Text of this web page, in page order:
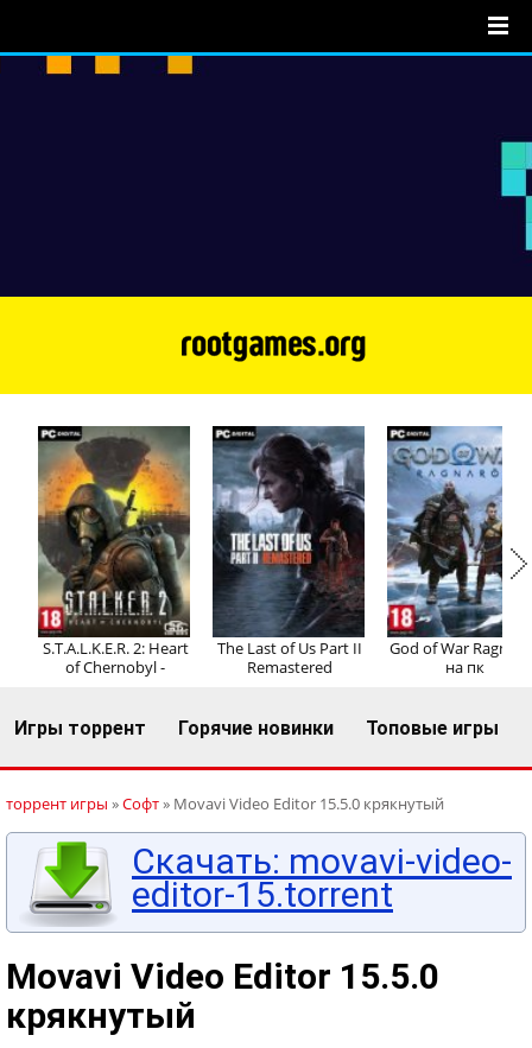
Регистрация Вход
S.T.A.L.K.E.R. 2: Heart
of Chernobyl -
The Last of Us Part II
Remastered
God of War
на пк
Игры торрент Горячие новинки Топовые игры
торрент игры »Софт» Movavi Video Editor 15.5.0 крякнутый
Скачать: movavi-video-
editor-15.torrent
Movavi Video Editor 15.5.0
крякнутый